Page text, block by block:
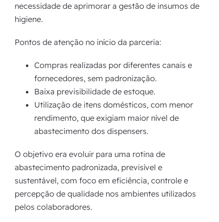
necessidade de aprimorar a gestão de insumos de
higiene.
Pontos de atenção no início da parceria:
Compras realizadas por diferentes canais e
fornecedores, sem padronização.
Baixa previsibilidade de estoque.
Utilização de itens domésticos, com menor
rendimento, que exigiam maior nível de
abastecimento dos dispensers.
O objetivo era evoluir para uma rotina de
abastecimento padronizada, previsível e
sustentável, com foco em eficiência, controle e
percepção de qualidade nos ambientes utilizados
pelos colaboradores.